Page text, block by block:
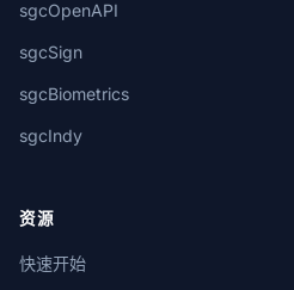
sgcOpenAPI
sgcSign
sgcBiometrics
sgcIndy
资源
快速开始